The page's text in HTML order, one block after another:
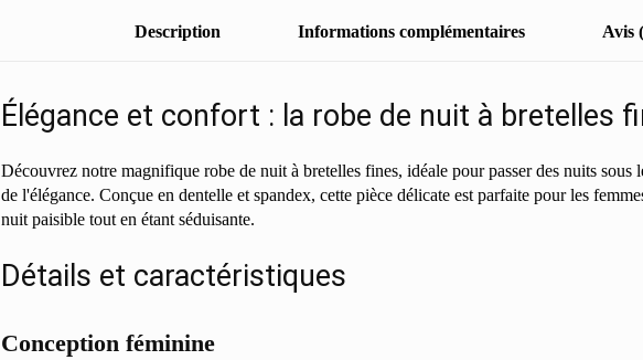
Description Informations complémentaires Avis
Élégance et confort : la robe de nuit à bretelles
Découvrez notre magnifique robe de nuit à bretelles fines, idéale pour passer des nuits sous
de l'élégance. Conçue en dentelle et spandex, cette pièce délicate est parfaite pour les
nuit paisible tout en étant séduisante.
Détails et caractéristiques
Conception féminine